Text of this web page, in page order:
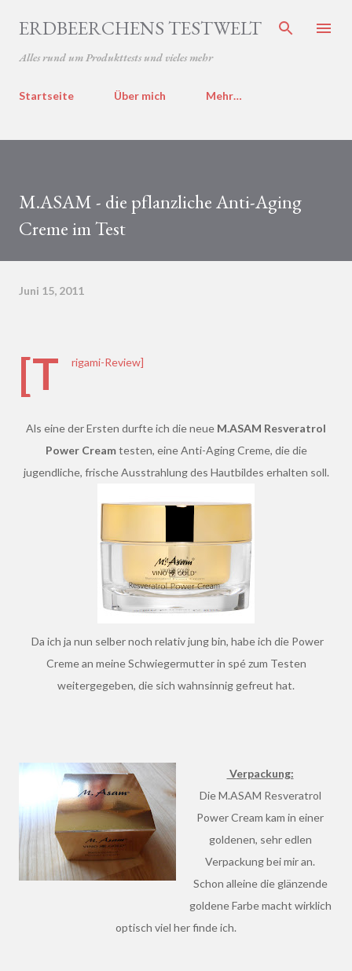
Direkt zum Hauptbereich
ERDBEERCHENS TESTWELT
Alles rund um Produkttests und vieles mehr
Startseite Über mich Mehr…
M.ASAM - die pflanzliche Anti-Aging
Creme im Test
Juni 15, 2011
[T rigami-Review]
Als eine der Ersten durfte ich die neue M.ASAM Resveratrol
Power Creamtesten, eine Anti-Aging Creme, die die
jugendliche, frische Ausstrahlung des Hautbildes erhalten soll.
Da ich ja nun selber noch relativ jung bin, habe ich die Power
Creme an meine Schwiegermutter in spé zum Testen
weitergegeben, die sich wahnsinnig gefreut hat.
Verpackung:
Die M.ASAM Resveratrol
Power Cream kam in einer
goldenen, sehr edlen
Verpackung bei mir an.
Schon alleine die glänzende
goldene Farbe macht wirklich
optisch viel her finde ich.